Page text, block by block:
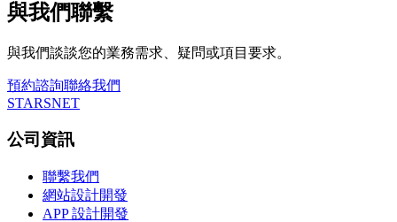
與我們聯繫
與我們談談您的業務需求、疑問或項目要求。
預約諮詢聯絡我們
STARSNET
公司資訊
聯繫我們
網站設計開發
APP 設計開發